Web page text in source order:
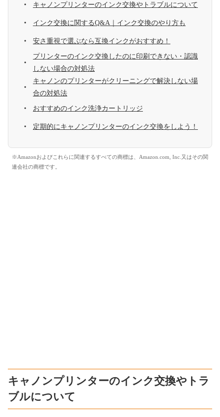
キャノンプリンターのインク交換やトラブルについて
インク交換に関するQ&A｜インク交換のやり方も
安さ重視で選ぶなら互換インクがおすすめ！
プリンターのインク交換したのに印刷できない・認識
しない場合の対処法
キャノンのプリンターがクリーニングで解決しない場
合の対処法
おすすめのインク洗浄カートリッジ
定期的にキャノンプリンターのインク交換をしよう！
※Amazonおよびこれらに関連するすべての商標は、Amazon.com, Inc.又はその関
連会社の商標です。
キャノンプリンターのインク交換やトラ
ブルについて